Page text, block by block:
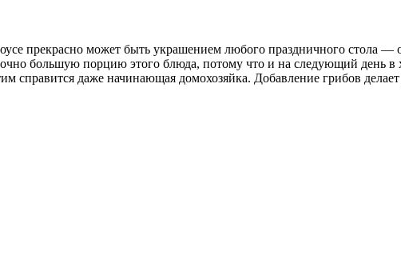
прекрасно может быть украшением любого праздничного стола —
большую порцию этого блюда, потому что и на следующий день в
справится даже начинающая домохозяйка. Добавление грибов